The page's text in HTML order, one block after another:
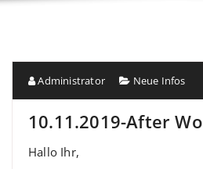
Administrator Neue Infos
10.11.2019-After
Hallo Ihr,